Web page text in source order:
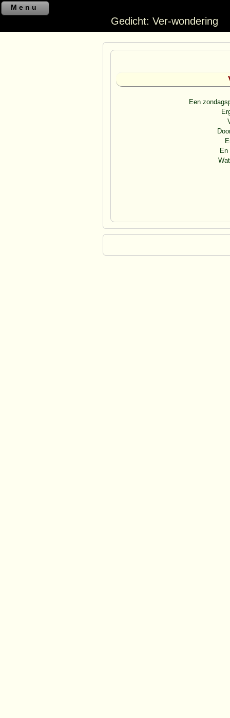
Menu
Gedicht: Ver-wondering
Een